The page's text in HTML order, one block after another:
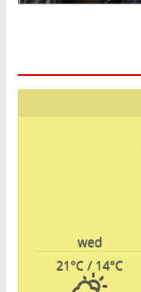
wed
21°C / 14°C